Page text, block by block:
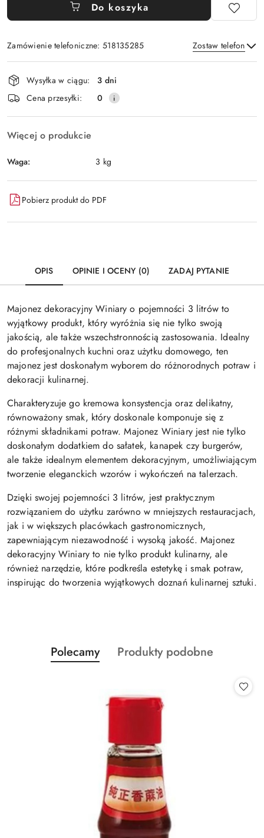
Do koszyka
Zamówienie telefoniczne: 518135285 Zostaw telefon
Wyślij
Dostępność
i
dostawa
Wysyłka w ciągu:
3 dni
Cena przesyłki:
0
Więcej o produkcie
Waga: 3 kg
Pobierz produkt do PDF
OPIS OPINIE I OCENY (0) ZADAJ PYTANIE
Majonez dekoracyjny Winiary o pojemności 3 litrów to
wyjątkowy produkt, który wyróżnia się nie tylko swoją
jakością, ale także wszechstronnością zastosowania. Idealny
do profesjonalnych kuchni oraz użytku domowego, ten
majonez jest doskonałym wyborem do różnorodnych potraw i
dekoracji kulinarnej.
Charakteryzuje go kremowa konsystencja oraz delikatny,
równoważony smak, który doskonale komponuje się z
różnymi składnikami potraw. Majonez Winiary jest nie tylko
doskonałym dodatkiem do sałatek, kanapek czy burgerów,
ale także idealnym elementem dekoracyjnym, umożliwiającym
tworzenie eleganckich wzorów i wykończeń na talerzach.
Dzięki swojej pojemności 3 litrów, jest praktycznym
rozwiązaniem do użytku zarówno w mniejszych restauracjach,
jak i w większych placówkach gastronomicznych,
zapewniającym niezawodność i wysoką jakość. Majonez
dekoracyjny Winiary to nie tylko produkt kulinarny, ale
również narzędzie, które podkreśla estetykę i smak potraw,
inspirując do tworzenia wyjątkowych doznań kulinarnej sztuki.
Pomiń karuzelę produktów
Produkty
o
Polecamy
Produkty
Produkty podobne